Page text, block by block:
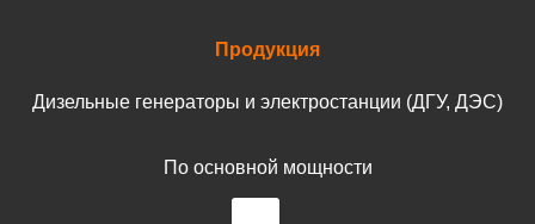
Продукция
Дизельные генераторы и электростанции (ДГУ, ДЭС)
По основной мощности